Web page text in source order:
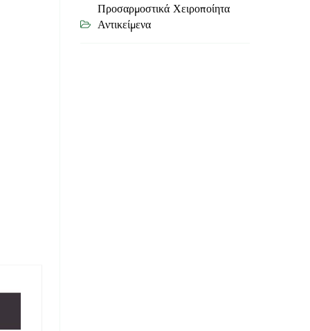
Προσαρμοστικά Χειροποίητα
Αντικείμενα